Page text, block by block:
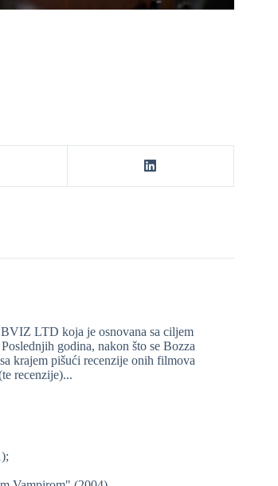
LTD koja je osnovana sa ciljem
godina, nakon što se Bozza
krajem pišući recenzije onih filmova
recenzije)...